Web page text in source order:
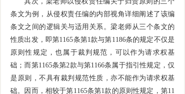
条文为例，从侵权责任编的内部视角详细阐述了该编
条文之间的逻辑关与适用关系。梁老师从三个条文的
性质出发，即第1165条第1款与第1186条的规定不仅是
原则性规定，也属于裁判规范，可以作为请求权基
础；而第1165条第2款与第1166条属于指引性规定，仅
是原则，不具有裁判规范性质，亦不能作为请求权基
础。因而，相较于第1165条第1款的原则性规定，第11